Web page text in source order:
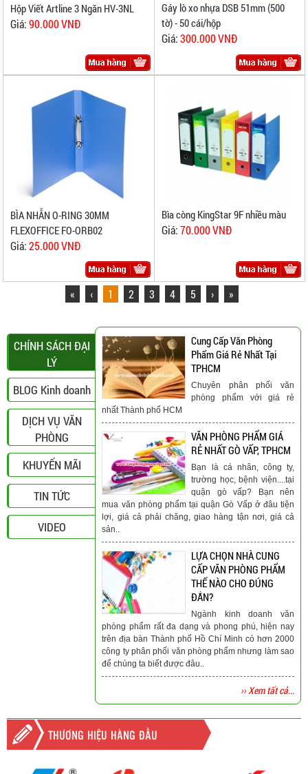
Hộp Viết Artline 3 Ngăn HV-3NL
Giá:90.000 VNĐ
Gáy lò xo nhựa DSB 51mm (500
tờ) - 50 cái/hộp
Giá:300.000 VNĐ
BÌA NHẪN O-RING 30MM
FLEXOFFICE FO-ORB02
Giá:25.000 VNĐ
Bìa còng KingStar 9F nhiều màu
Giá:70.000 VNĐ
« ‹ 1 2 3 4 5 › »
CHÍNH SÁCH ĐẠI
LÝ
BLOG Kinh doanh
DỊCH VỤ VĂN
PHÒNG
KHUYẾN MÃI
TIN TỨC
VIDEO
Cung Cấp Văn Phòng
Phẩm Giá Rẻ Nhất Tại
TPHCM
Chuyên phân phối văn
phòng phẩm với giá rẻ
nhất Thành phố HCM
VĂN PHÒNG PHẨM GIÁ
RẺ NHẤT GÒ VẤP, TPHCM
Bạn là cá nhân, công ty,
trường học, bệnh viện....tại
quận gò vấp? Bạn nên
mua văn phòng phẩm tại quận Gò Vấp ở đâu tiện
lợi, giá cả phải chăng, giao hàng tận nơi, giá cả
sản..
LỰA CHỌN NHÀ CUNG
CẤP VĂN PHÒNG PHẨM
THẾ NÀO CHO ĐÚNG
ĐẮN?
Ngành kinh doanh văn
phòng phẩm rất đa dạng và phong phú, hiện nay
trên địa bàn Thành phố Hồ Chí Minh có hơn 2000
công ty phân phối văn phòng phẩm nhưng làm sao
để chúng ta biết được đâu..
›› Xem tất cả...
THƯƠNG HIỆU HÀNG ĐẦU